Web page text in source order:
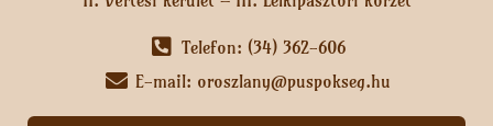
Telefon: (34) 362-606
E-mail: oroszlany@puspokseg.hu